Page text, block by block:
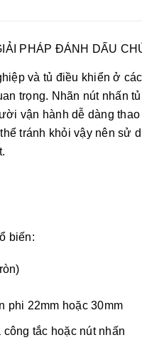
PHÁP ĐÁNH DẤU
và tủ điều khiển ở
trọng. Nhãn nút nhấn
vận hành dễ dàng
tránh khỏi vậy nên sử
biến:
phi 22mm hoặc 30mm
tắc hoặc nút nhấn